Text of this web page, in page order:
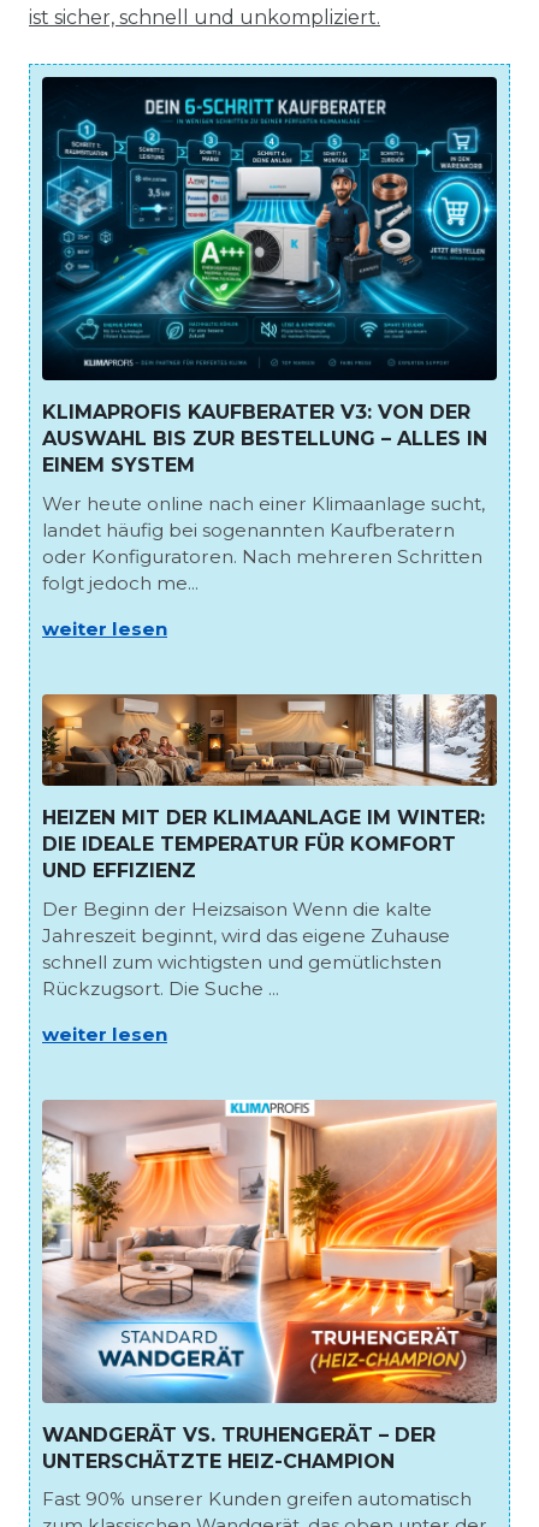
ist sicher, schnell und unkompliziert.
KLIMAPROFIS KAUFBERATER V3: VON DER
AUSWAHL BIS ZUR BESTELLUNG – ALLES IN
EINEM SYSTEM
Wer heute online nach einer Klimaanlage sucht,
landet häufig bei sogenannten Kaufberatern
oder Konfiguratoren. Nach mehreren Schritten
folgt jedoch me...
weiter lesen
HEIZEN MIT DER KLIMAANLAGE IM WINTER:
DIE IDEALE TEMPERATUR FÜR KOMFORT
UND EFFIZIENZ
Der Beginn der Heizsaison Wenn die kalte
Jahreszeit beginnt, wird das eigene Zuhause
schnell zum wichtigsten und gemütlichsten
Rückzugsort. Die Suche ...
weiter lesen
WANDGERÄT VS. TRUHENGERÄT – DER
UNTERSCHÄTZTE HEIZ-CHAMPION
Fast 90% unserer Kunden greifen automatisch